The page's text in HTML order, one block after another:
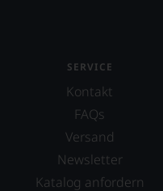
SERVICE
Kontakt
FAQs
Versand
Newsletter
Katalog anfordern